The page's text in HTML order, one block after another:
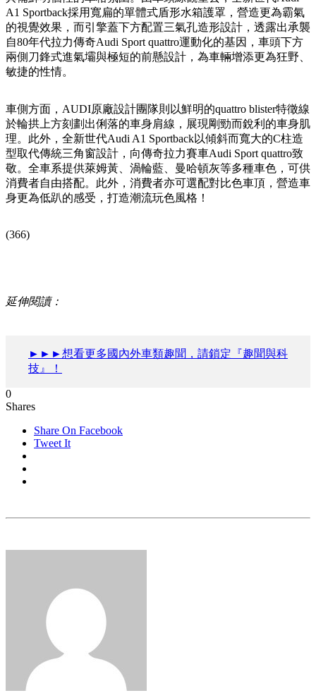
A1 Sportback採用寬扁的單體式盾形水箱護罩，營造更為霸氣
的視覺效果，而引擎蓋下方配置三氣孔造形設計，透露出承襲
自80年代拉力傳奇Audi Sport quattro運動化的基因，車頭下方
兩側刀鋒式進氣壩與極短的前懸設計，為車輛增添更為狂野、
敏捷的性情。
車側方面，AUDI原廠設計團隊則以鮮明的quattro blister特徵線
於輪拱上方刻劃出俐落的車身肩線，展現剛勁而銳利的車身肌
理。此外，全新世代Audi A1 Sportback以傾斜而寬大的C柱造
型取代傳統三角窗設計，向傳奇拉力賽車Audi Sport quattro致
敬。全車系提供萊姆黃、渦輪藍、曼哈頓灰等多種車色，可供
消費者自由搭配。此外，消費者亦可選配對比色車頂，營造車
身更為低趴的感受，打造潮流玩色風格！
(366)
延伸閱讀：
►►►想看更多國內外車類趣聞，請鎖定『趣聞與科
技』！
0
Shares
Share On Facebook
Tweet It